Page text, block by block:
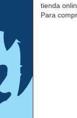
tienda
Para